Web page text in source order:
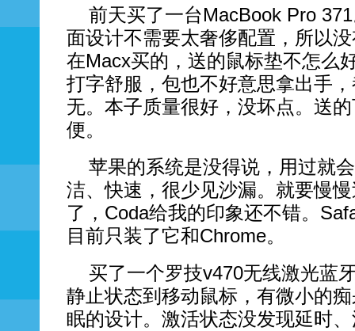
前天买了一台MacBook Pro
面设计不需要太奢侈配置，所以
在Macx买的，送的鼠标垫不怎么
打字舒服，包也不好意思拿出手
无。本子质量很好，没坏点。送
便。
苹果的系统是没得说，用过就
洁、快速，很少见沙漏。就要慢
了，Coda给我的印象还不错。
目前只装了它和Chrome。
买了一个罗技v470无线激光蓝
静止状态到移动鼠标，有微小的
眠的设计。激活状态没发现延时